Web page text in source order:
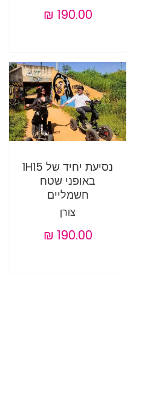
נסיעת יחיד של 1H15
באופני שטח
חשמליים
צורן